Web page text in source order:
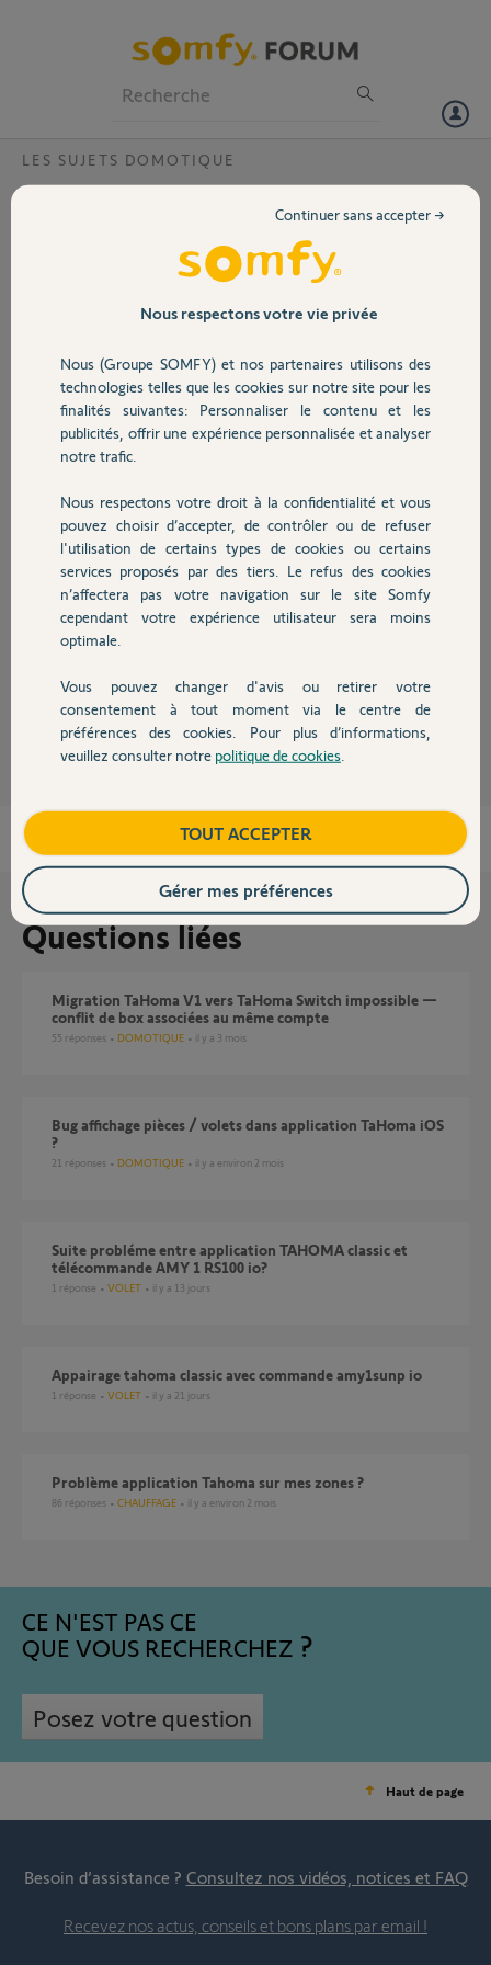
Volet
Sécurité
Domotique
Chauffage
Autres produits
Devis avec un pro
Contact
LES SUJETS DOMOTIQUE
associer un volet avec tahoma 1 ere
Bonjour, il m est impossible d associer un volet io avec ma tahoma j
un peu d aide merci
stephane L.
Participer au fil de discussion
Réponses
Il faudra faire une RàZ uniquement sur ce VR en l'isolant électriquement
puis vous pourrez l'affecter à Tahoma.
Charly il y a presque 2 ans
Questions liées
Migration TaHoma V1 vers TaHoma Switch impossible —
conflit de box associées au même compte
55 réponses DOMOTIQUE il y a 3 mois
Bug affichage pièces / volets dans application TaHoma iOS
?
21 réponses DOMOTIQUE il y a environ 2 mois
Suite probléme entre application TAHOMA classic et
télécommande AMY 1 RS100 io?
1 réponse VOLET il y a 13 jours
Appairage tahoma classic avec commande amy1sunp io
1 réponse VOLET il y a 21 jours
Problème application Tahoma sur mes zones ?
86 réponses CHAUFFAGE il y a environ 2 mois
CE N'EST PAS CE
QUE VOUS RECHERCHEZ
Posez votre question
Haut de page
Besoin d’assistance ? Consultez nos vidéos, notices et FAQ
Recevez nos actus, conseils et bons plans par email !
Nous respectons votre vie privée
Nous (Groupe SOMFY) et nos partenaires utilisons des
technologies telles que les cookies sur notre site pour les
finalités suivantes: Personnaliser le contenu et les
publicités, offrir une expérience personnalisée et analyser
notre trafic.
Nous respectons votre droit à la confidentialité et vous
pouvez choisir d’accepter, de contrôler ou de refuser
l'utilisation de certains types de cookies ou certains
services proposés par des tiers. Le refus des cookies
n’affectera pas votre navigation sur le site Somfy
cependant votre expérience utilisateur sera moins
optimale.
Vous pouvez changer d'avis ou retirer votre
consentement à tout moment via le centre de
préférences des cookies. Pour plus d’informations,
veuillez consulter notre politique de cookies
Continuer sans accepter →
TOUT ACCEPTER
Gérer mes préférences